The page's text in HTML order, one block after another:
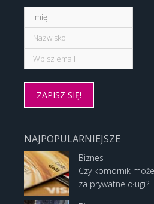
NAJPOPULARNIEJSZE
Biznes
Czy komornik
za prywatne długi?